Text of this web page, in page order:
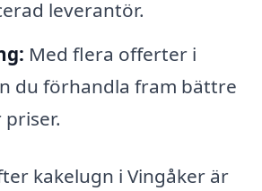
leverantör.
Med flera offerter i
du förhandla fram bättre
kakelugn i Vingåker är